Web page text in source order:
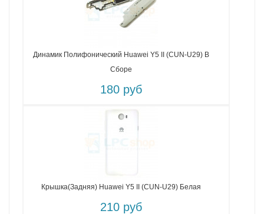
Динамик Полифонический Huawei Y5 II (CUN-U29) В
Сборе
180 руб
Крышка(задняя) Huawei Y5 II (CUN-U29) Белая
210 руб